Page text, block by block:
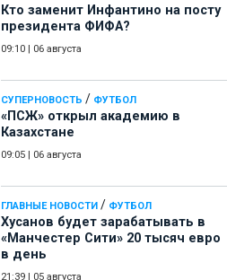
Кто заменит Инфантино на посту
президента ФИФА?
09:10 06 августа
СУПЕРНОВОСТЬ / ФУТБОЛ
«ПСЖ» открыл академию в
Казахстане
09:05 06 августа
ГЛАВНЫЕ НОВОСТИ / ФУТБОЛ
Хусанов будет зарабатывать в
«Манчестер Сити» 20 тысяч евро
в день
21:39 05 августа